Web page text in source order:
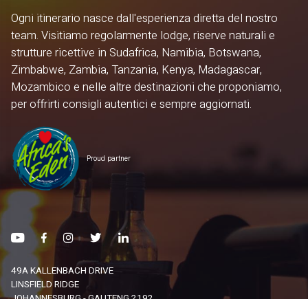
Ogni itinerario nasce dall'esperienza diretta del nostro
team. Visitiamo regolarmente lodge, riserve naturali e
strutture ricettive in Sudafrica, Namibia, Botswana,
Zimbabwe, Zambia, Tanzania, Kenya, Madagascar,
Mozambico e nelle altre destinazioni che proponiamo,
per offrirti consigli autentici e sempre aggiornati.
Proud partner
49A KALLENBACH DRIVE
LINSFIELD RIDGE